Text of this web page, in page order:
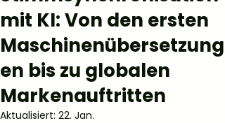
mit KI: Von den ersten
Maschinenübersetzung
en bis zu globalen
Markenauftritten
Aktualisiert: 22. Jan.